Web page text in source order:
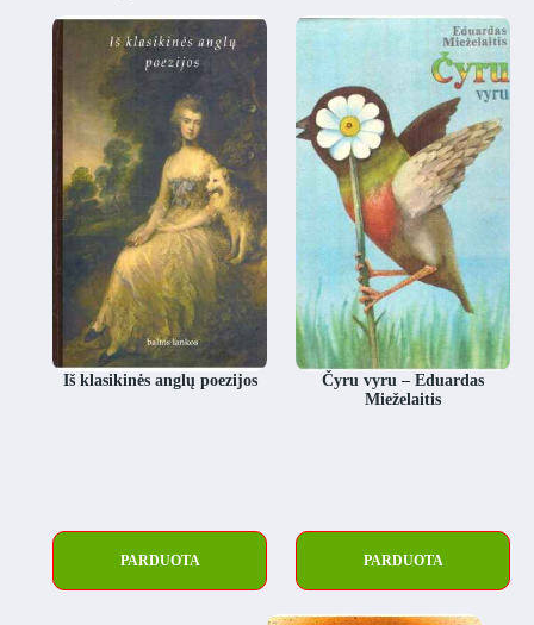
Iš klasikinės anglų poezijos
PARDUOTA
Čyru vyru – Eduardas
Mieželaitis
PARDUOTA